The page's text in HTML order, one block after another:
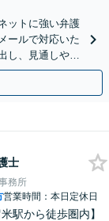
ットに強い弁護
ールで対応いた
し、見通しや費
士
務所
営業時間：本日定休日
駅から徒歩圏内】